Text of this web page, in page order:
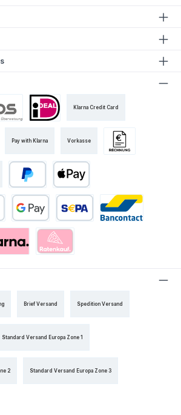
Klarna Credit Card
Pay with Klarna Vorkasse
Brief Versand Spedition Versand
Standard Versand Europa Zone 1
2 Standard Versand Europa Zone 3